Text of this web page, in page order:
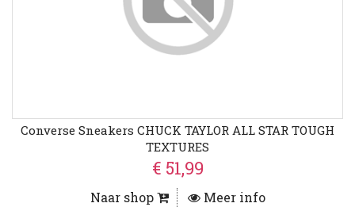
Converse Sneakers CHUCK TAYLOR ALL STAR TOUGH
TEXTURES
€ 51,99
Naar shop Meer info